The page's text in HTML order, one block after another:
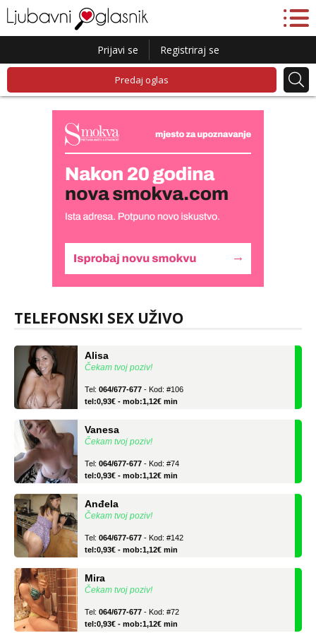
Prijavi se Registriraj se
Predaj oglas
TELEFONSKI SEX UŽIVO
tel:0,93€ - mob:1,12€ min
Čekam tvoj poziv!
tel:0,93€ - mob:1,12€ min
Čekam tvoj poziv!
tel:0,93€ - mob:1,12€ min
Čekam tvoj poziv!
tel:0,93€ - mob:1,12€ min
Čekam tvoj poziv!
tel:0,93€ - mob:1,12€ min